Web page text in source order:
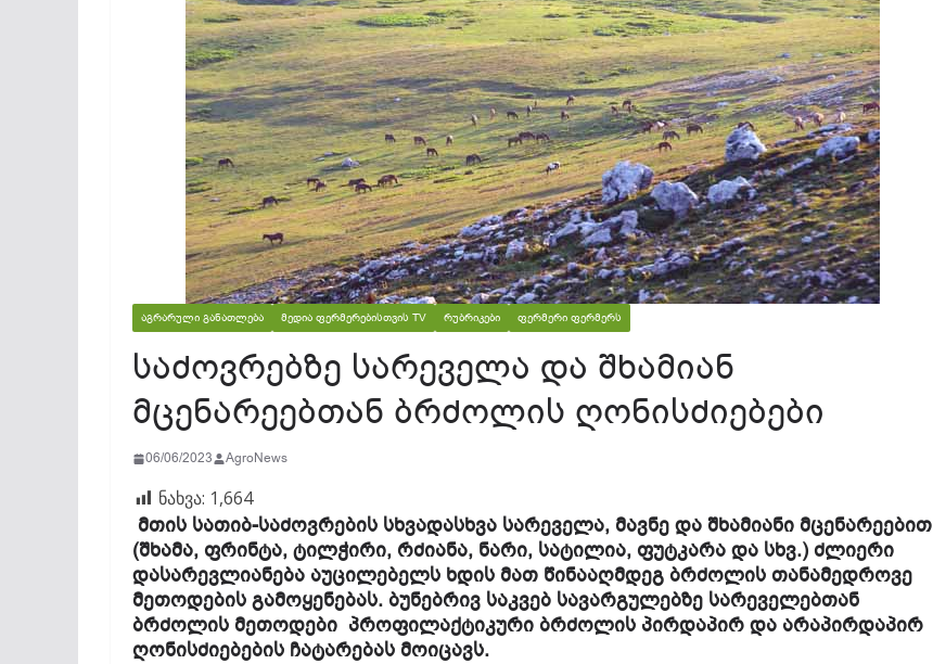
ᲐᲒᲠᲐᲠᲣᲚᲘ ᲒᲐᲜᲐᲗᲚᲔᲑᲐ ᲛᲔᲓᲘᲐ ᲤᲔᲠᲛᲔᲠᲔᲑᲘᲡᲗᲕᲘᲡ TV ᲠᲣᲑᲠᲘᲙᲔᲑᲘ ᲤᲔᲠᲛᲔᲠᲘ ᲤᲔᲠᲛᲔᲠᲡ
საძოვრებზე სარეველა და შხამიან
მცენარეებთან ბრძოლის ღონისძიებები
06/06/2023 AgroNews
ნახვა: 1,664
მთის სათიბ-საძოვრების სხვადასხვა სარეველა, მავნე და შხამიანი მცენარეებით
(შხამა, ფრინტა, ტილჭირი, რძიანა, ნარი, სატილია, ფუტკარა და სხვ.) ძლიერი
დასარევლიანება აუცილებელს ხდის მათ წინააღმდეგ ბრძოლის თანამედროვე
მეთოდების გამოყენებას. ბუნებრივ საკვებ სავარგულებზე სარეველებთან
ბრძოლის მეთოდები პროფილაქტიკური ბრძოლის პირდაპირ და არაპირდაპირ
ღონისძიებების ჩატარებას მოიცავს.